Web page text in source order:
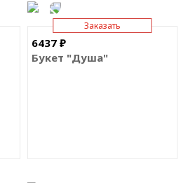
Заказать
6437 ₽
Букет "Душа"